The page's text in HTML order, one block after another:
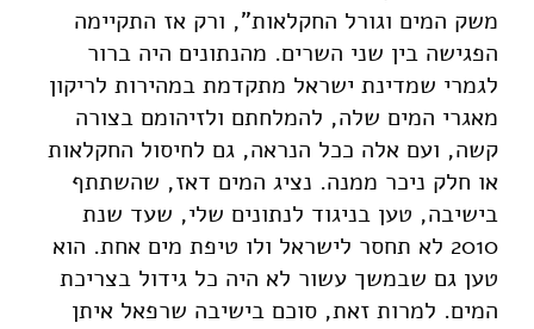
משק המים וגורל החקלאות", ורק אז התקיימה
הפגישה בין שני השרים. מהנתונים היה ברור
לגמרי שמדינת ישראל מתקדמת במהירות לריקון
מאגרי המים שלה, להמלחתם ולזיהומם בצורה
קשה, ועם אלה ככל הנראה, גם לחיסול החקלאות
או חלק ניכר ממנה. נציג המים דאז, שהשתתף
בישיבה, טען בניגוד לנתונים שלי, שעד שנת
2010 לא תחסר לישראל ולו טיפת מים אחת. הוא
טען גם שבמשך עשור לא היה כל גידול בצריכת
המים. למרות זאת, סוכם בישיבה שרפאל איתן